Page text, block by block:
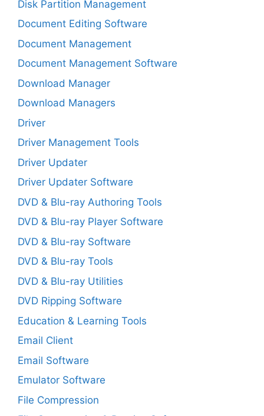
Disk Partition Management
Document Editing Software
Document Management
Document Management Software
Download Manager
Download Managers
Driver
Driver Management Tools
Driver Updater
Driver Updater Software
DVD & Blu-ray Authoring Tools
DVD & Blu-ray Player Software
DVD & Blu-ray Software
DVD & Blu-ray Tools
DVD & Blu-ray Utilities
DVD Ripping Software
Education & Learning Tools
Email Client
Email Software
Emulator Software
File Compression